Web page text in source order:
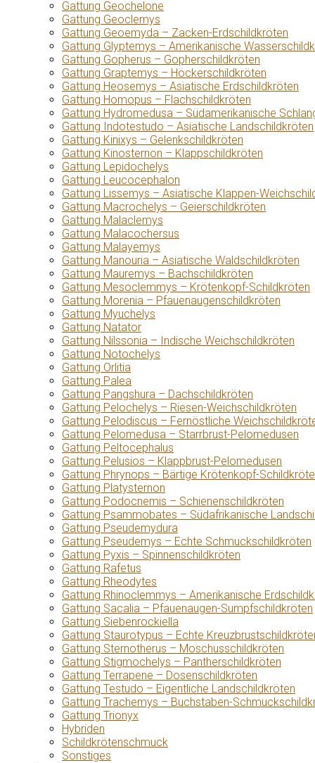
Gattung Geochelone
Gattung Geoclemys
Gattung Geoemyda – Zacken-Erdschildkröten
Gattung Glyptemys – Amerikanische
Gattung Gopherus – Gopherschildkröten
Gattung Graptemys – Höckerschildkröten
Gattung Heosemys – Asiatische Erdschildkröten
Gattung Homopus – Flachschildkröten
Gattung Hydromedusa – Südamerikanische
Gattung Indotestudo – Asiatische Landschildkröten
Gattung Kinixys – Gelenkschildkröten
Gattung Kinosternon – Klappschildkröten
Gattung Lepidochelys
Gattung Leucocephalon
Gattung Lissemys – Asiatische Klappen-
Gattung Macrochelys – Geierschildkröten
Gattung Malaclemys
Gattung Malacochersus
Gattung Malayemys
Gattung Manouria – Asiatische Waldschildkröten
Gattung Mauremys – Bachschildkröten
Gattung Mesoclemmys – Krötenkopf-Schildkröten
Gattung Morenia – Pfauenaugenschildkröten
Gattung Myuchelys
Gattung Natator
Gattung Nilssonia – Indische Weichschildkröten
Gattung Notochelys
Gattung Orlitia
Gattung Palea
Gattung Pangshura – Dachschildkröten
Gattung Pelochelys – Riesen-Weichschildkröten
Gattung Pelodiscus – Fernöstliche
Gattung Pelomedusa – Starrbrust-Pelomedusen
Gattung Peltocephalus
Gattung Pelusios – Klappbrust-Pelomedusen
Gattung Phrynops – Bärtige Krötenkopf-
Gattung Platysternon
Gattung Podocnemis – Schienenschildkröten
Gattung Psammobates – Südafrikanische
Gattung Pseudemydura
Gattung Pseudemys – Echte Schmuckschildkröten
Gattung Pyxis – Spinnenschildkröten
Gattung Rafetus
Gattung Rheodytes
Gattung Rhinoclemmys – Amerikanische
Gattung Sacalia – Pfauenaugen-Sumpfschildkröten
Gattung Siebenrockiella
Gattung Staurotypus – Echte
Gattung Sternotherus – Moschusschildkröten
Gattung Stigmochelys – Pantherschildkröten
Gattung Terrapene – Dosenschildkröten
Gattung Testudo – Eigentliche Landschildkröten
Gattung Trachemys – Buchstaben-
Gattung Trionyx
Hybriden
Schildkrötenschmuck
Sonstiges